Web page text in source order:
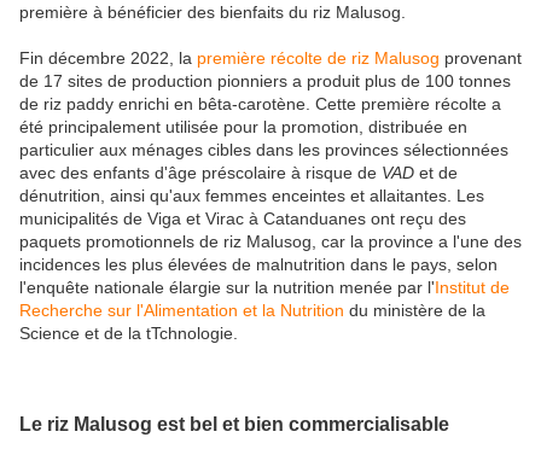
première à bénéficier des bienfaits du riz Malusog.
Fin décembre 2022, la première récolte de riz Malusog provenant
de 17 sites de production pionniers a produit plus de 100 tonnes
de riz paddy enrichi en bêta-carotène. Cette première récolte a
été principalement utilisée pour la promotion, distribuée en
particulier aux ménages cibles dans les provinces sélectionnées
avec des enfants d'âge préscolaire à risque de VAD et de
dénutrition, ainsi qu'aux femmes enceintes et allaitantes. Les
municipalités de Viga et Virac à Catanduanes ont reçu des
paquets promotionnels de riz Malusog, car la province a l'une des
incidences les plus élevées de malnutrition dans le pays, selon
l'enquête nationale élargie sur la nutrition menée par l'Institut de
Recherche sur l'Alimentation et la Nutrition du ministère de la
Science et de la tTchnologie.
Le riz Malusog est bel et bien commercialisable